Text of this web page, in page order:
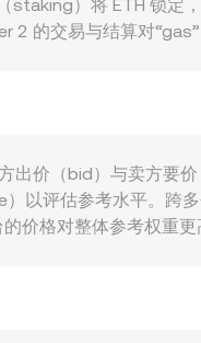
）将 ETH 锁定
2 的交易与结算对
属性的界定、现货
期权到期造成的仓位
价（bid）与卖方要
以评估参考水平。跨
价格对整体参考权重
子两侧不平衡时，交